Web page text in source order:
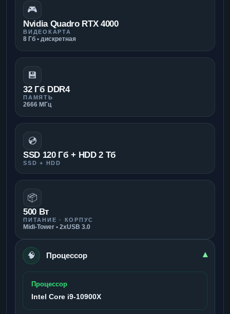
🎮
Nvidia Quadro RTX 4000
ВИДЕОКАРТА
8 Гб • дискретная
💾
32 Гб DDR4
ПАМЯТЬ
2666 МГц
💿
SSD 120 Гб + HDD 2 Тб
SSD + HDD
📦
500 Вт
ПИТАНИЕ · КОРПУС
Midi-Tower • 2xUSB 3.0
🧠 Процессор ▾
Процессор
Intel Core i9-10900X